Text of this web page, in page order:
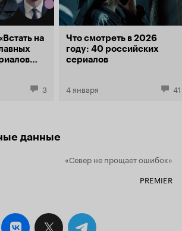
жанра.
на
3
Что смотреть в 2026
году: 40 российских
сериалов
4 января 41
данные
«Север не прощает ошибок»
PREMIER